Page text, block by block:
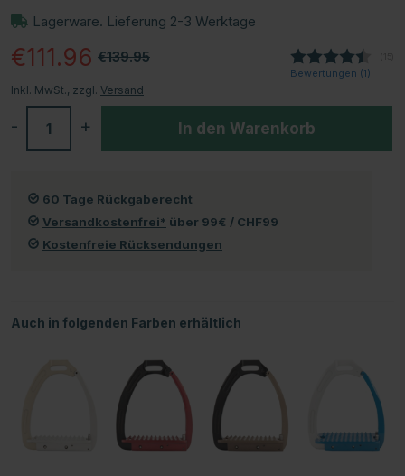
Lagerware. Lieferung 2-3 Werktage
€139.95
€111.96
Bewertungen (1)
Inkl. MwSt., zzgl. Versand
+
- In den Warenkorb
60 Tage Rückgaberecht
Versandkostenfrei* über 99€ / CHF99
Kostenfreie Rücksendungen
Auch in folgenden Farben erhältlich